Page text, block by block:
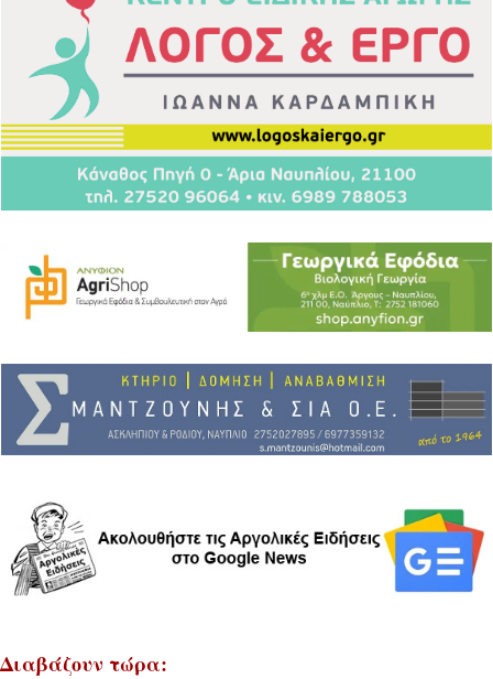
Διαβάζουν τώρα: